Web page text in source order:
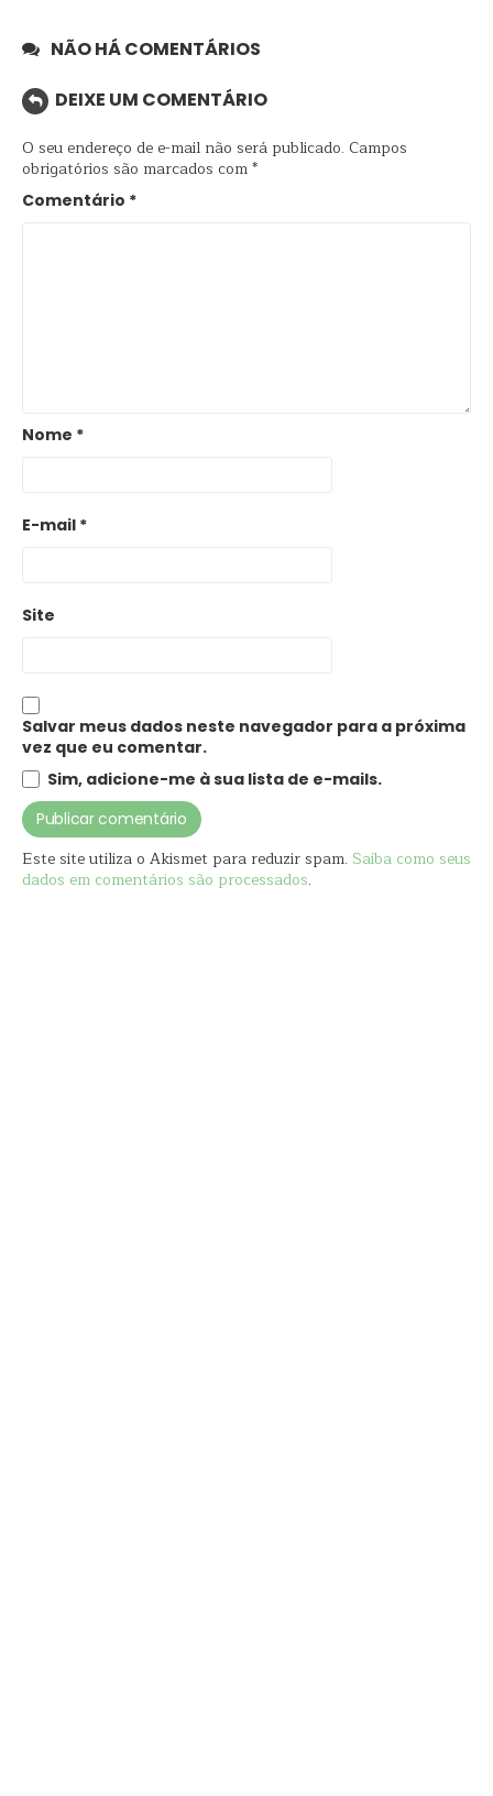
NÃO HÁ COMENTÁRIOS
DEIXE UM COMENTÁRIO
O seu endereço de e-mail não será publicado. Campos
obrigatórios são marcados com*
Comentário *
Nome *
E-mail *
Site
Salvar meus dados neste navegador para a próxima
vez que eu comentar.
Sim, adicione-me à sua lista de e-mails.
Este site utiliza o Akismet para reduzir spam. Saiba como seus
dados em comentários são processados.